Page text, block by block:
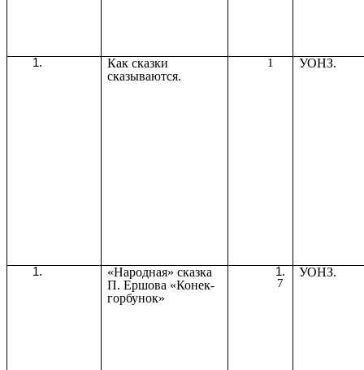
Как сказки
сказываются.
1 УОНЗ.
«Народная» сказка
П. Ершова «Конек-
горбунок»
7
УОНЗ.